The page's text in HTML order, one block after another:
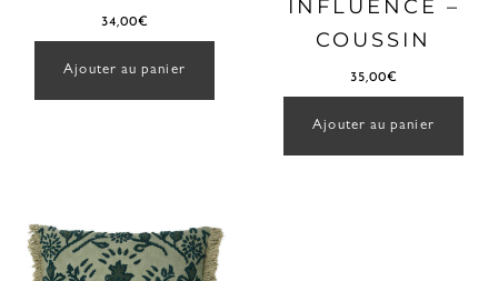
34,00€
Ajouter au panier
INFLUENCE –
COUSSIN
35,00€
Ajouter au panier